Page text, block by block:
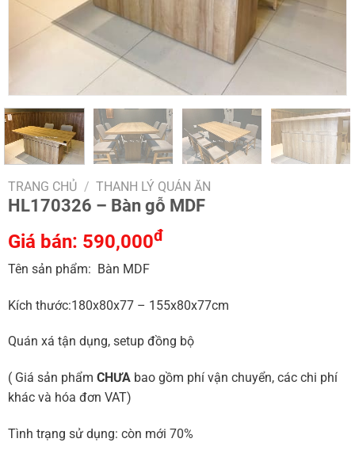
TRANG CHỦ / THANH LÝ QUÁN ĂN
HL170326 – Bàn gỗ MDF
Giá bán: 590,000đ
Tên sản phẩm: Bàn MDF
Kích thước:180x80x77 – 155x80x77cm
Quán xá tận dụng, setup đồng bộ
( Giá sản phẩm CHƯAbao gồm phí vận chuyển, các chi phí
khác và hóa đơn VAT)
Tình trạng sử dụng: còn mới 70%